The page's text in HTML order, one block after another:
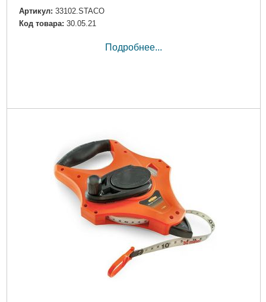
Артикул: 33102.STACO
Код товара: 30.05.21
Подробнее...